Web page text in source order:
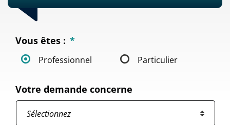
Vous êtes : *
Professionnel Particulier
Votre demande concerne